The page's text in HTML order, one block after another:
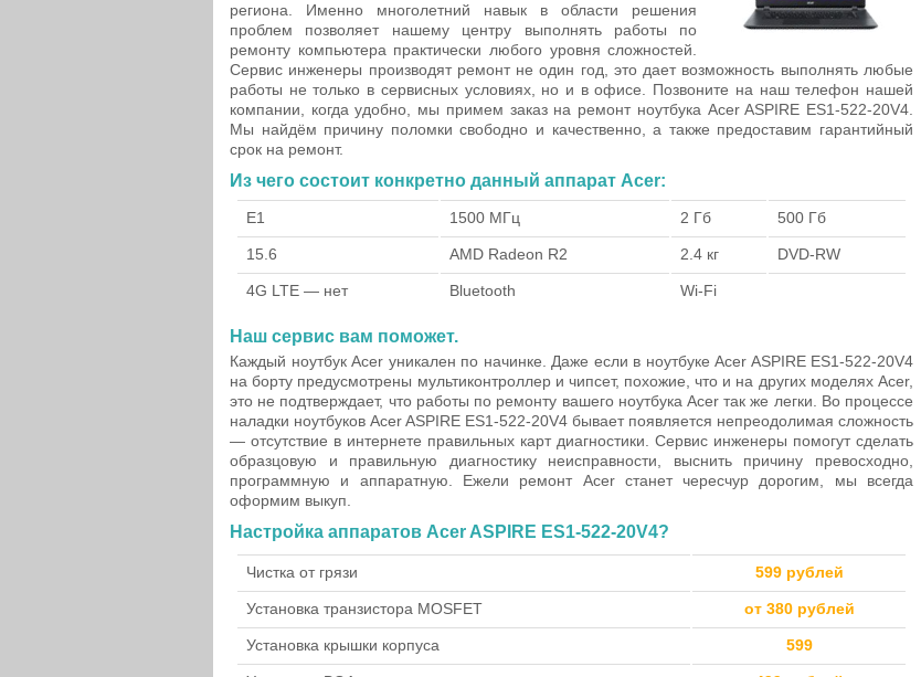
региона. Именно многолетний навык в области решения
проблем позволяет нашему центру выполнять работы по
ремонту компьютера практически любого уровня сложностей.
Сервис инженеры производят ремонт не один год, это дает возможность выполнять любые
работы не только в сервисных условиях, но и в офисе. Позвоните на наш телефон нашей
компании, когда удобно, мы примем заказ на ремонт ноутбука Acer ASPIRE ES1-522-20V4.
Мы найдём причину поломки свободно и качественно, а также предоставим гарантийный
срок на ремонт.
Из чего состоит конкретно данный аппарат Acer:
E1 1500 МГц 2 Гб 500 Гб
15.6 AMD Radeon R2 2.4 кг DVD-RW
4G LTE — нет Bluetooth Wi-Fi
Наш сервис вам поможет.
Каждый ноутбук Acer уникален по начинке. Даже если в ноутбуке Acer ASPIRE ES1-522-20V4
на борту предусмотрены мультиконтроллер и чипсет, похожие, что и на других моделях Acer,
это не подтверждает, что работы по ремонту вашего ноутбука Acer так же легки. Во процессе
наладки ноутбуков Acer ASPIRE ES1-522-20V4 бывает появляется непреодолимая сложность
— отсутствие в интернете правильных карт диагностики. Сервис инженеры помогут сделать
образцовую и правильную диагностику неисправности, выснить причину превосходно,
программную и аппаратную. Ежели ремонт Acer станет чересчур дорогим, мы всегда
оформим выкуп.
Настройка аппаратов Acer ASPIRE ES1-522-20V4?
Чистка от грязи 599 рублей
Установка транзистора MOSFET от 380 рублей
Установка крышки корпуса 599